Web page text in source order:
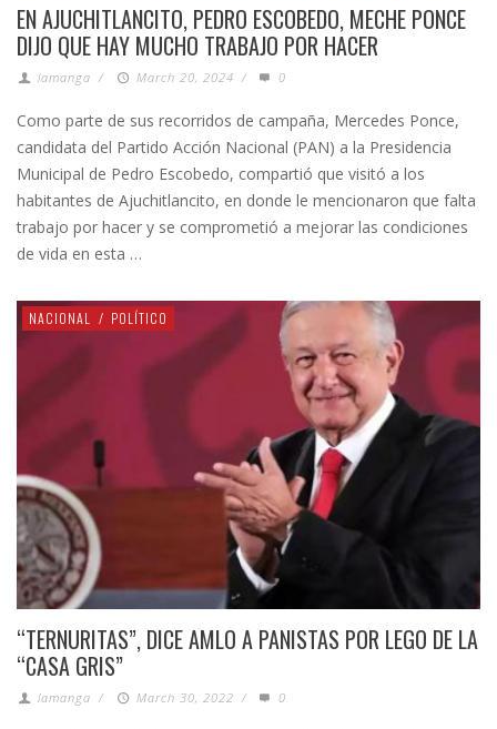
EN AJUCHITLANCITO, PEDRO ESCOBEDO, MECHE PONCE
DIJO QUE HAY MUCHO TRABAJO POR HACER
lamanga / March 20, 2024 / 0
Como parte de sus recorridos de campaña, Mercedes Ponce,
candidata del Partido Acción Nacional (PAN) a la Presidencia
Municipal de Pedro Escobedo, compartió que visitó a los
habitantes de Ajuchitlancito, en donde le mencionaron que falta
trabajo por hacer y se comprometió a mejorar las condiciones
de vida en esta …
NACIONAL / POLÍTICO
“TERNURITAS”, DICE AMLO A PANISTAS POR LEGO DE LA
“CASA GRIS”
lamanga / March 30, 2022 / 0